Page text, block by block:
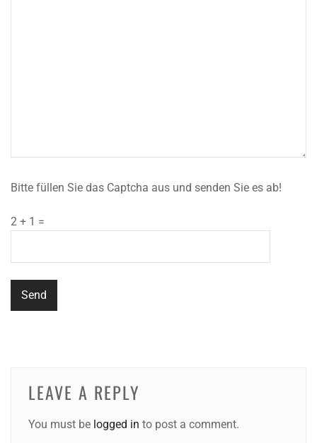
Bitte füllen Sie das Captcha aus und senden Sie es ab!
2 + 1 =
LEAVE A REPLY
You must be logged in to post a comment.